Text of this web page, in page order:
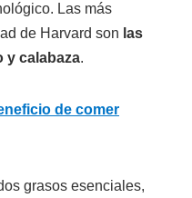
Las más
de Harvard son las
y calabaza.
de comer
grasos esenciales,